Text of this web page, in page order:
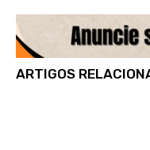
ARTIGOS